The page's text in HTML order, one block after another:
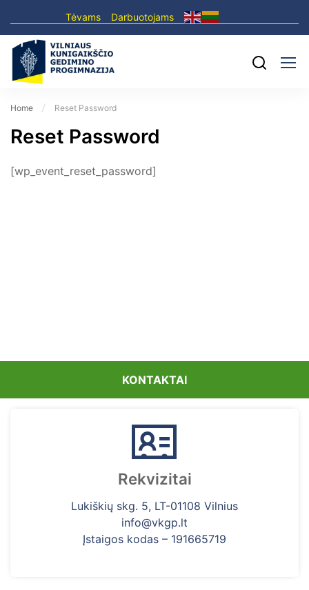
Tėvams Darbuotojams
Home Reset Password
Reset Password
[wp_event_reset_password]
KONTAKTAI
Rekvizitai
Lukiškių skg. 5, LT-01108 Vilnius
info@vkgp.lt
Įstaigos kodas – 191665719